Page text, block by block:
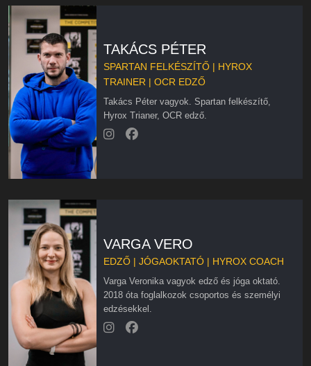
TAKÁCS PÉTER
SPARTAN FELKÉSZÍTŐ | HYROX
TRAINER | OCR EDZŐ
Takács Péter vagyok. Spartan felkészítő,
Hyrox Trianer, OCR edző.
VARGA VERO
EDZŐ | JÓGAOKTATÓ | HYROX COACH
Varga Veronika vagyok edző és jóga oktató.
2018 óta foglalkozok csoportos és személyi
edzésekkel.